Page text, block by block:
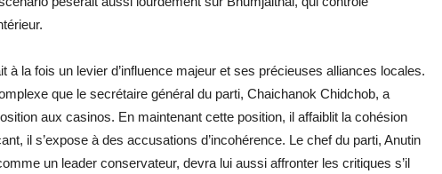
à la fois un levier d’influence majeur et ses précieuses alliances locales.
que le secrétaire général du parti, Chaichanok Chidchob, a
aux casinos. En maintenant cette position, il affaiblit la cohésion
il s’expose à des accusations d’incohérence. Le chef du parti, Anutin
un leader conservateur, devra lui aussi affronter les critiques s’il